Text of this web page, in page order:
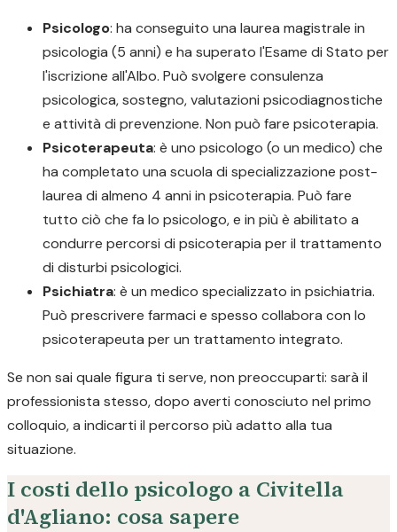
Psicologo: ha conseguito una laurea magistrale in
psicologia (5 anni) e ha superato l'Esame di Stato per
l'iscrizione all'Albo. Può svolgere consulenza
psicologica, sostegno, valutazioni psicodiagnostiche
e attività di prevenzione. Non può fare psicoterapia.
Psicoterapeuta: è uno psicologo (o un medico) che
ha completato una scuola di specializzazione post-
laurea di almeno 4 anni in psicoterapia. Può fare
tutto ciò che fa lo psicologo, e in più è abilitato a
condurre percorsi di psicoterapia per il trattamento
di disturbi psicologici.
Psichiatra: è un medico specializzato in psichiatria.
Può prescrivere farmaci e spesso collabora con lo
psicoterapeuta per un trattamento integrato.
Se non sai quale figura ti serve, non preoccuparti: sarà il
professionista stesso, dopo averti conosciuto nel primo
colloquio, a indicarti il percorso più adatto alla tua
situazione.
I costi dello psicologo a Civitella
d'Agliano: cosa sapere